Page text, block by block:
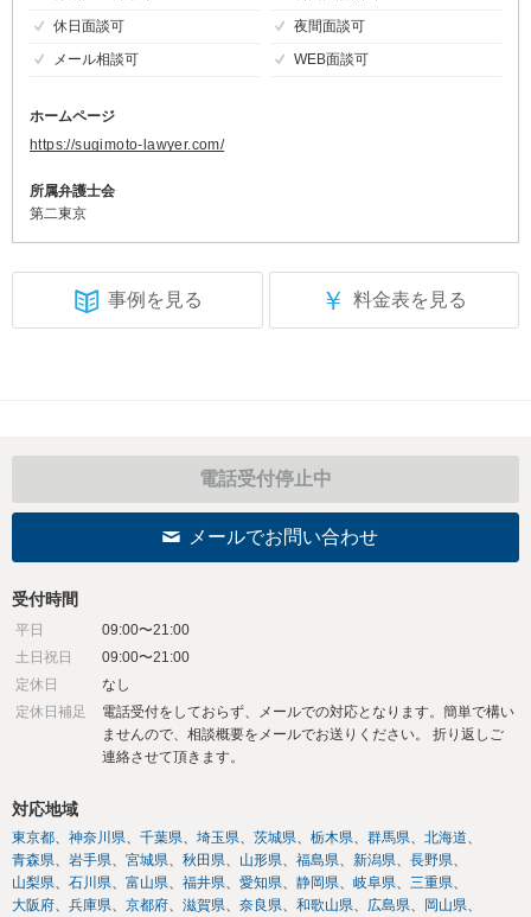
休日面談可
夜間面談可
メール相談可
WEB面談可
ホームページ
https://sugimoto-lawyer.com/
所属弁護士会
第二東京
事例を見る ￥ 料金表を見る
電話受付停止中
メールでお問い合わせ
受付時間
平日
09:00〜21:00
土日祝日
09:00〜21:00
定休日
なし
定休日補足
電話受付をしておらず、メールでの対応となります。簡単で構い
ませんので、相談概要をメールでお送りください。 折り返しご
連絡させて頂きます。
対応地域
東京都 神奈川県 千葉県 埼玉県 茨城県 栃木県 群馬県
北海道
青森県
岩手県 宮城県 秋田県 山形県 福島県 新潟県
長野県
山梨県
石川県 富山県 福井県 愛知県 静岡県 岐阜県
三重県
大阪府
兵庫県 京都府 滋賀県 奈良県 和歌山県 広島県
岡山県